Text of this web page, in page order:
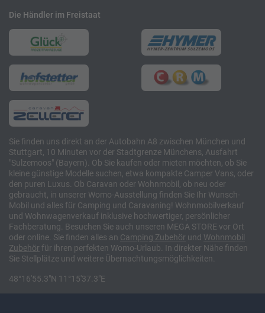
Die Händler im Freistaat
Sie finden uns direkt an der Autobahn A8 zwischen München und
Stuttgart, 10 Minuten vor der Stadtgrenze Münchens, Ausfahrt
"Sulzemoos" (Bayern). Ob Sie kaufen oder mieten möchten, ob Sie
kleine günstige Modelle suchen, etwa kompakte Camper Vans, oder
den puren Luxus. Ob Caravan oder Wohnmobil, ob neu oder
gebraucht, in unserer Womo-Ausstellung finden Sie Ihr Wunsch-
Mobil und alles für Camping und Caravaning! Wohnmobilverkauf
und Wohnwagenverkauf inklusive hochwertiger, persönlicher
Fachberatung. Besuchen Sie auch unseren MEGA STORE vor Ort
oder online. Sie finden alles an Camping Zubehör und Wohnmobil
Zubehör für ihren perfekten Womo-Urlaub. In direkter Nähe finden
Sie Stellplätze und weitere Übernachtungsmöglichkeiten.
48°16'55.3"N 11°15'37.3"E